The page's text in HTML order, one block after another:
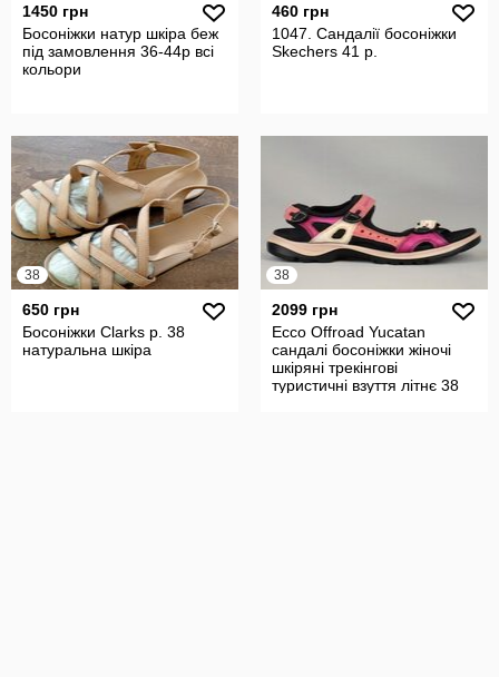
1450 грн
Босоніжки натур шкіра беж
під замовлення 36-44р всі
кольори
460 грн
1047. Сандалії босоніжки
Skechers 41 р.
38
650 грн
Босоніжки Clarks р. 38
натуральна шкіра
38
2099 грн
Ecco Offroad Yucatan
сандалі босоніжки жіночі
шкіряні трекінгові
туристичні взуття літнє 38